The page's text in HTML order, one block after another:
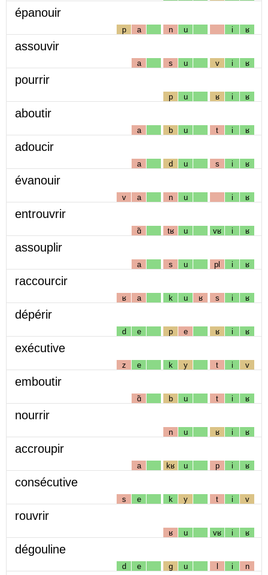
épanouir
p a n u i ʁ
assouvir
a s u v i ʁ
pourrir
p u ʁ i ʁ
aboutir
a b u t i ʁ
adoucir
a d u s i ʁ
évanouir
v a n u i ʁ
entrouvrir
ɑ̃ tʁ u vʁ i ʁ
assouplir
a s u pl i ʁ
raccourcir
ʁ a k u ʁ s i ʁ
dépérir
d e p e ʁ i ʁ
exécutive
z e k y t i v
emboutir
ɑ̃ b u t i ʁ
nourrir
n u ʁ i ʁ
accroupir
a kʁ u p i ʁ
consécutive
s e k y t i v
rouvrir
ʁ u vʁ i ʁ
dégouline
d e g u l i n